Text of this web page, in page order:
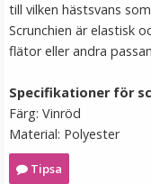
till vilken hästsvans
Scrunchien är elastisk
flätor eller andra
Specifikationer för
Färg: Vinröd
Material: Polyester
Tipsa